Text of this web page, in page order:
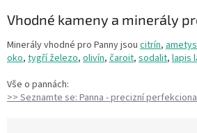
Vhodné kameny a minerály
Minerály vhodné pro Panny jsou citrín,
oko, tygří železo, olivín, čaroit, sodalit, lapis
Vše o pannách:
>> Seznamte se: Panna - precizní